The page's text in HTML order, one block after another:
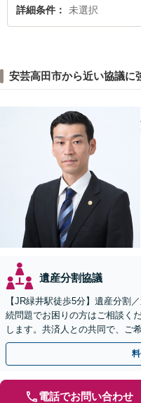
詳細条件 未選択
安芸高田市から近い協議に
遺産分割協議
【JR緑井駅徒歩5分】遺産分割
続問題でお困りの方はご相談く
します。共済人との共同で、ご
【完全個室】
電話でお問い合わせ